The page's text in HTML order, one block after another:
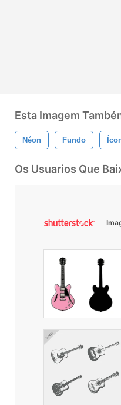
Esta Imagem
Néon Fundo
Os Usuarios Que